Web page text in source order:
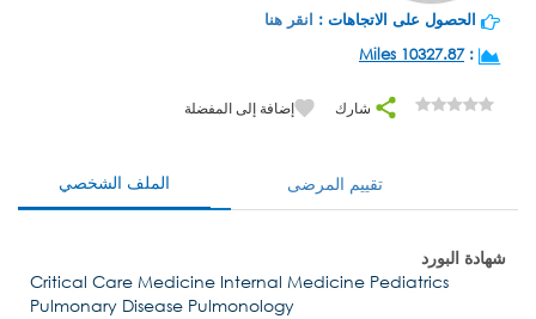
الحصول على الاتجاهات : انقر هنا
:
10327.87 Miles
شارك إضافة إلى المفضلة
الملف الشخصي تقييم المرضى
شهادة البورد
Critical Care Medicine Internal Medicine Pediatrics
Pulmonary Disease Pulmonology